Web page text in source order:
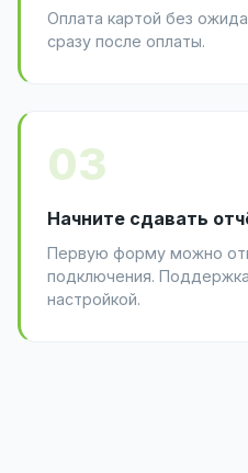
Оплата картой без
сразу после оплаты.
03
Начните сдавать
Первую форму можно
подключения.
настройкой.